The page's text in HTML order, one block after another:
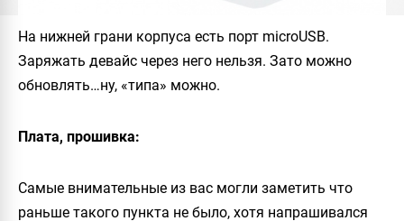
На нижней грани корпуса есть порт microUSB.
Заряжать девайс через него нельзя. Зато можно
обновлять…ну, «типа» можно.
Плата, прошивка:
Самые внимательные из вас могли заметить что
раньше такого пункта не было, хотя напрашивался